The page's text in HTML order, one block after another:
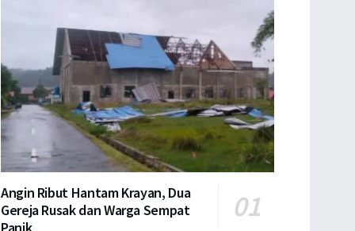
Angin Ribut Hantam Krayan, Dua
Gereja Rusak dan Warga Sempat